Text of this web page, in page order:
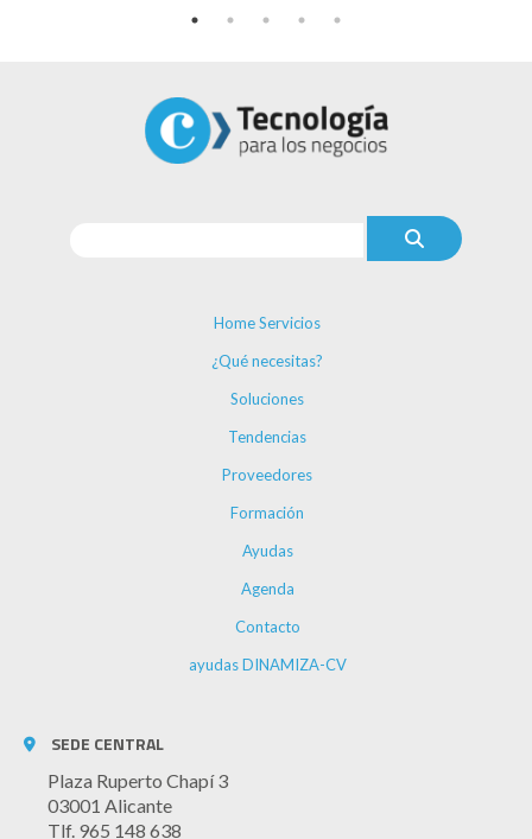
Home Servicios
¿Qué necesitas?
Soluciones
Tendencias
Proveedores
Formación
Ayudas
Agenda
Contacto
ayudas DINAMIZA-CV
SEDE CENTRAL
Plaza Ruperto Chapí 3
03001 Alicante
Tlf. 965 148 638